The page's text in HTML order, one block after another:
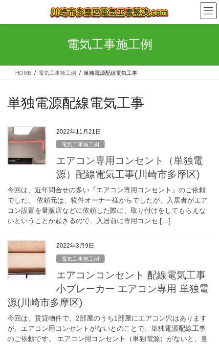
テ
ス
ゲ
ン
電気工事施工例
HOME 電気工事施工例 単独電源配線電気工事
単独電源配線電気工事
2022年11月21日
電気工事施工例
エアコン専用コンセント（単独電
源）配線電気工事(川崎市多摩区)
今回は、近年問合せの多い『エアコン専用コンセント』のご依頼
でした。 依頼元は、物件オーナー様からでしたが、入居者がエア
コン設置を量販店などに依頼した際に、取り付けをしてもらえな
いということが起きるので、入居前に専用コンセ […]
2022年3月9日
電気工事施工例
エアコンコンセント 配線電気工事
小ブレーカー エアコン専用 単独電
源(川崎市多摩区)
今回は、賃貸物件で、2部屋のうち1部屋にエアコン穴はあります
が、エアコン用コンセントがないとのことで、単独電源配線工事
のご依頼です。 エアコン用コンセント（単独電源）がないと、量